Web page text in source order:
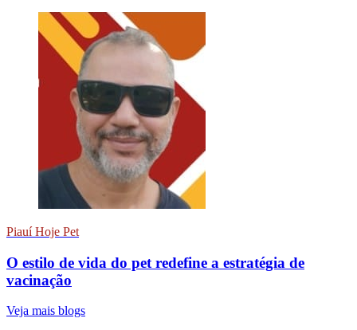
Piauí Hoje Pet
O estilo de vida do pet redefine a estratégia de
vacinação
Veja mais blogs